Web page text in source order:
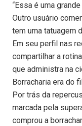
“Essa é uma
Outro usuário
tem uma tatuagem
Em seu perfil nas
compartilhar a
que administra na
Borracharia era do
Por trás da
marcada pela
comprou a